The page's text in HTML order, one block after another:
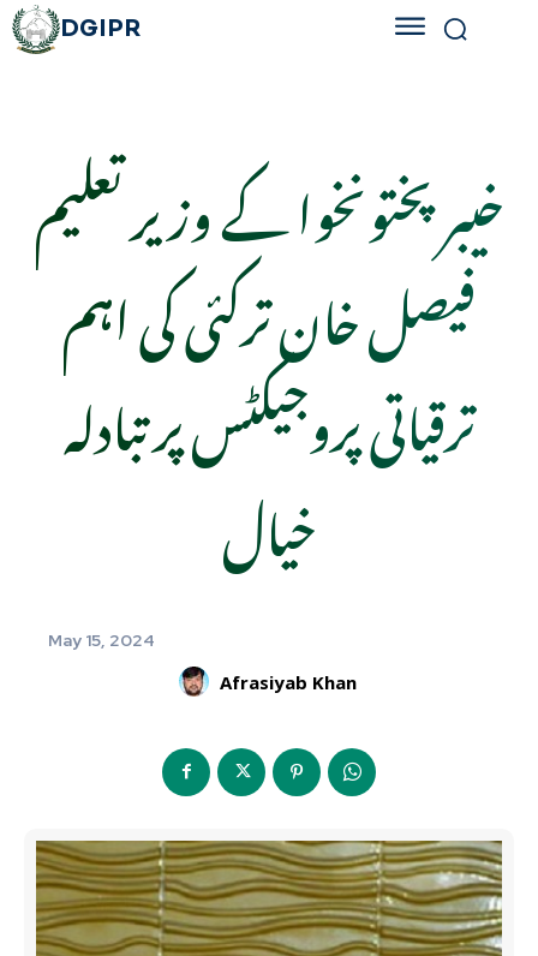
DGIPR
خیبر پختونخوا کے وزیر تعلیم
فیصل خان ترکئی کی اہم
ترقیاتی پروجیکٹس پر تبادلہ
خیال
May 15, 2024
Afrasiyab Khan